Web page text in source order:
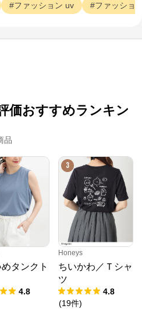
ファッション uv ファッショ
価おすすめランキン
品
タンクト
4.8
3
Honeys
ちいかわ／Ｔシャ
ツ
4.8
(19件)
オンラインストア
式ECサイト
インストア
からのコメン
SHIMADA (ジュンコシマ
アツロウ タヤマ）、